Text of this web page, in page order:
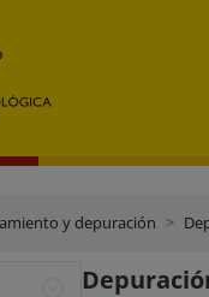
y depuración